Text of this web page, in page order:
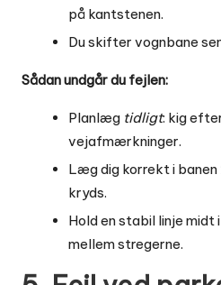
på kantstenen.
Du skifter vognbane
Sådan undgår du fejlen:
Planlæg tidligt: kig
vejafmærkninger.
Læg dig korrekt i
kryds.
Hold en stabil linje midt
mellem stregerne.